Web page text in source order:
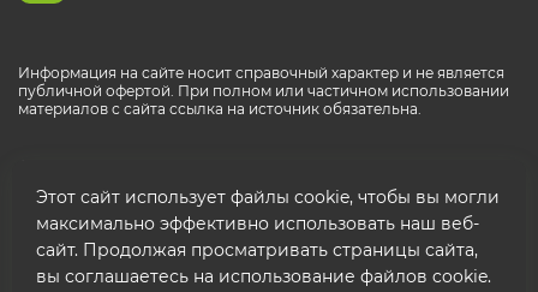
Информация на сайте носит справочный характер и не является
публичной офертой. При полном или частичном использовании
материалов с сайта ссылка на источник обязательна.
Этот сайт использует файлы cookie, чтобы вы могли
максимально эффективно использовать наш веб-
сайт. Продолжая просматривать страницы сайта,
вы соглашаетесь на использование файлов cookie.